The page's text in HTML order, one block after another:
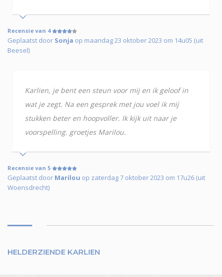
Recensie van 4
Geplaatst door Sonja op maandag 23 oktober 2023 om 14u05 (uit
Beesel)
Karlien, je bent een steun voor mij en ik geloof in
wat je zegt. Na een gesprek met jou voel ik mij
stukken beter en hoopvoller. Ik kijk uit naar je
voorspelling. groetjes Marilou.
Recensie van 5
Geplaatst door Marilou op zaterdag 7 oktober 2023 om 17u26 (uit
Woensdrecht)
HELDERZIENDE KARLIEN